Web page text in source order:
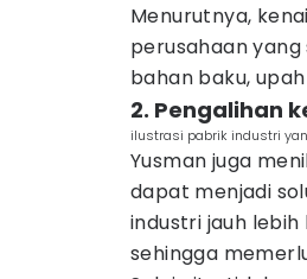
Menurutnya,
perusahaan
bahan baku,
2. Pengalihan
ilustrasi pabrik industri
Yusman juga
dapat menjadi
industri jauh
sehingga